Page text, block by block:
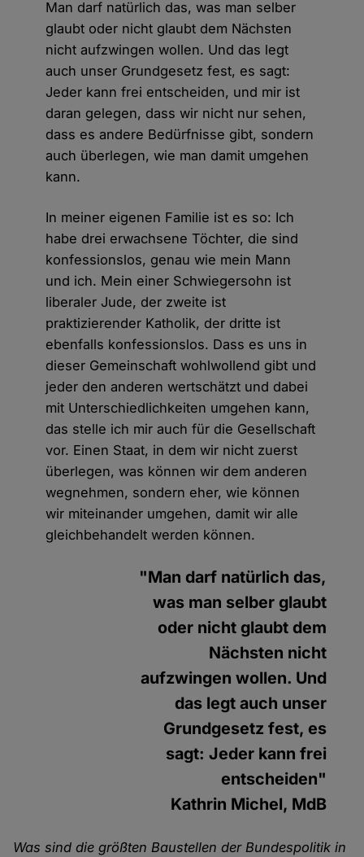
Man darf natürlich das, was man selber
glaubt oder nicht glaubt dem Nächsten
nicht aufzwingen wollen. Und das legt
auch unser Grundgesetz fest, es sagt:
Jeder kann frei entscheiden, und mir ist
daran gelegen, dass wir nicht nur sehen,
dass es andere Bedürfnisse gibt, sondern
auch überlegen, wie man damit umgehen
kann.
In meiner eigenen Familie ist es so: Ich
habe drei erwachsene Töchter, die sind
konfessionslos, genau wie mein Mann
und ich. Mein einer Schwiegersohn ist
liberaler Jude, der zweite ist
praktizierender Katholik, der dritte ist
ebenfalls konfessionslos. Dass es uns in
dieser Gemeinschaft wohlwollend gibt und
jeder den anderen wertschätzt und dabei
mit Unterschiedlichkeiten umgehen kann,
das stelle ich mir auch für die Gesellschaft
vor. Einen Staat, in dem wir nicht zuerst
überlegen, was können wir dem anderen
wegnehmen, sondern eher, wie können
wir miteinander umgehen, damit wir alle
gleichbehandelt werden können.
"Man darf natürlich das,
was man selber glaubt
oder nicht glaubt dem
Nächsten nicht
aufzwingen wollen. Und
das legt auch unser
Grundgesetz fest, es
sagt: Jeder kann frei
entscheiden"
Kathrin Michel, MdB
Was sind die größten Baustellen der Bundespolitik in